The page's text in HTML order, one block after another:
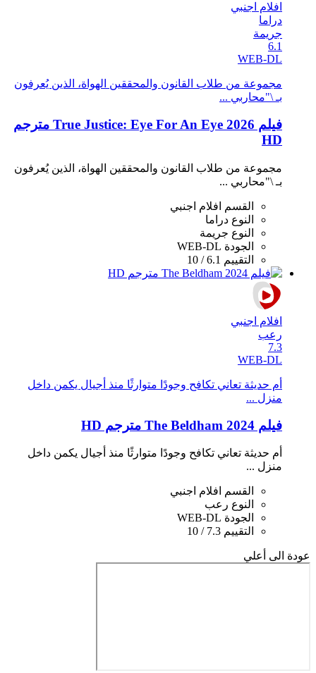
افلام اجنبي
دراما
جريمة
6.1
WEB-DL
مجموعة من طلاب القانون والمحققين الهواة، الذين يُعرفون
بـ \"محاربي ...
فيلم True Justice: Eye For An Eye 2026 مترجم
HD
مجموعة من طلاب القانون والمحققين الهواة، الذين يُعرفون
بـ \"محاربي ...
القسم
افلام اجنبي
النوع دراما
النوع جريمة
الجودة WEB-DL
التقييم 6.1 / 10
افلام اجنبي
رعب
7.3
WEB-DL
أم حديثة تعاني تكافح وجودًا متوارثًا منذ أجيال يكمن داخل
منزل ...
فيلم The Beldham 2024 مترجم HD
أم حديثة تعاني تكافح وجودًا متوارثًا منذ أجيال يكمن داخل
منزل ...
القسم
افلام اجنبي
النوع رعب
الجودة WEB-DL
التقييم 7.3 / 10
عودة الى أعلي